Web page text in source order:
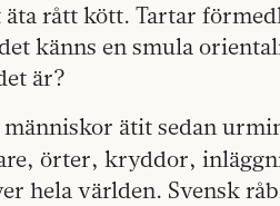
rått kött. Tartar
känns en smula
är?
ätit sedan
örter, kryddor,
hela världen. Svensk